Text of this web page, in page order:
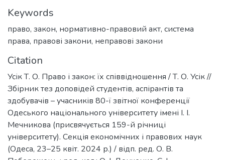
Keywords
право, закон, нормативно-правовий акт, система
права, правові закони, неправові закони
Citation
Усік Т. О. Право і закон: їх співвідношення / Т. О. Усік //
Збірник тез доповідей студентів, аспірантів та
здобувачів – учасників 80-ї звітної конференції
Одеського національного університету імені І. І.
Мечникова (присвячується 159-й річниці
університету). Секція економічних і правових наук
(Одеса, 23–25 квіт. 2024 р.) / відп. ред. О. В.